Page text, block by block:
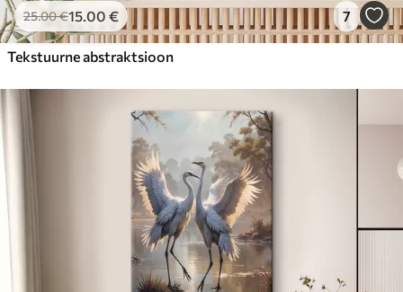
25.00€15.00 € 7
Tekstuurne abstraktsioon